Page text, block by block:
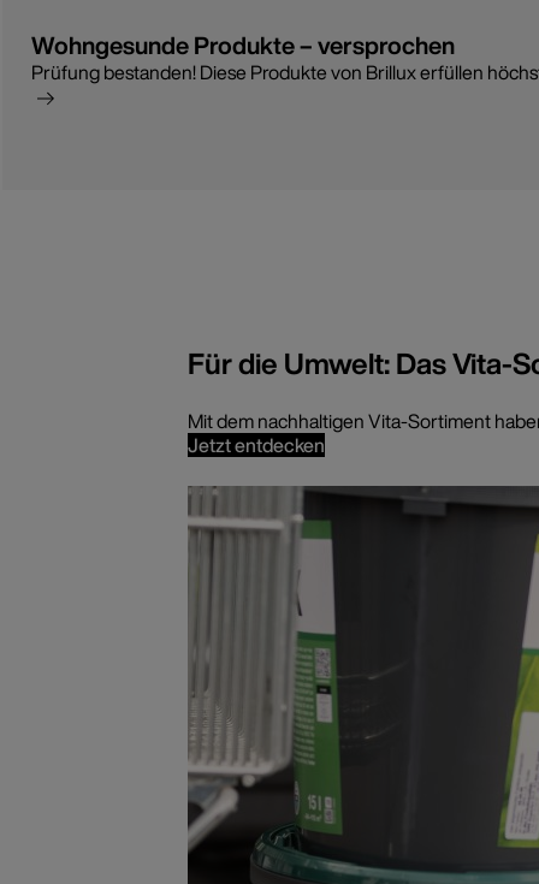
Wohngesunde Produkte – versprochen
Prüfung bestanden! Diese Produkte von Brillux erfüllen
Für die Umwelt: Das Vita-
Mit dem nachhaltigen Vita-Sortiment
Jetzt entdecken